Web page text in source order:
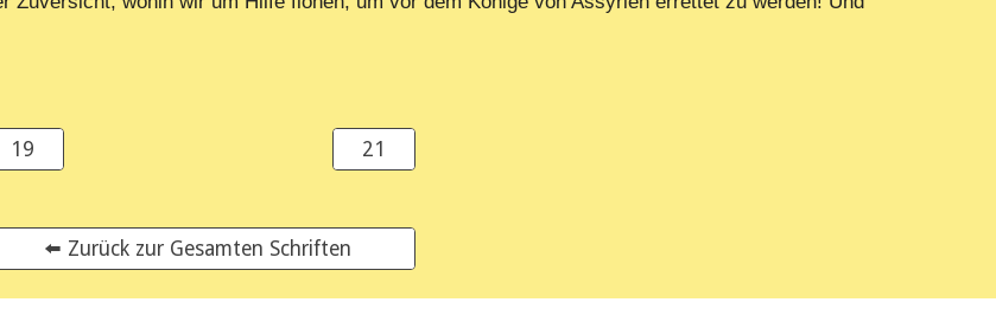
19 21
⬅️ Zurück zur Gesamten Schriften